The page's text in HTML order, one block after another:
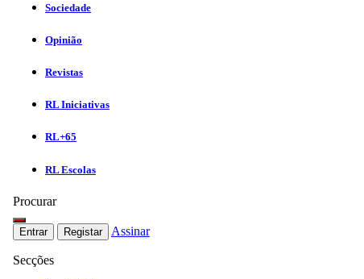
Sociedade
Opinião
Revistas
RL Iniciativas
RL+65
RL Escolas
Procurar
Entrar Registar Assinar
Secções